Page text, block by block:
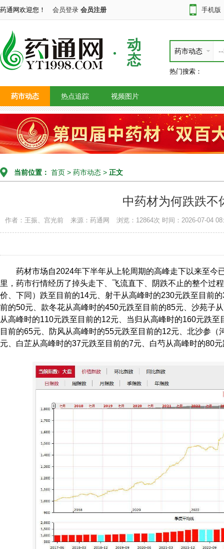
药通网欢迎您！ 会员登录 会员注册 手机版
动
态
药市动态
热门搜索：
药市动态 热点追踪 视频图片
当前位置： 首页 > 药市动态 > 正文
中药材为何跌跌不
作者：王振、宫光前 来源：药通网 浏览：12864次 时间：2026-07-04
药材市场自2024年下半年从上轮周期的高峰走下以来至今
里，药市行情经历了掉头走下、飞流直下、阴跌不止的整个过
价、下同）跌至目前的14元、射干从高峰时的230元跌至目前
前的50元、款冬花从高峰时的450元跌至目前的85元、沙苑子
从高峰时的110元跌至目前的12元、当归从高峰时的160元跌
目前的65元、防风从高峰时的55元跌至目前的12元、北沙参
元、白芷从高峰时的37元跌至目前的7元、白芍从高峰时的80